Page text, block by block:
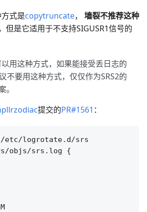
式是copytruncate， 墙裂不推荐这种
但是它适用于不支持SIGUSR1信号的
以用这种方式，如果能接受丢日志的
不要用这种方式，仅仅作为SRS2的
提交的PR#1561 ：
/etc/logrotate.d/srs
objs/srs.log {